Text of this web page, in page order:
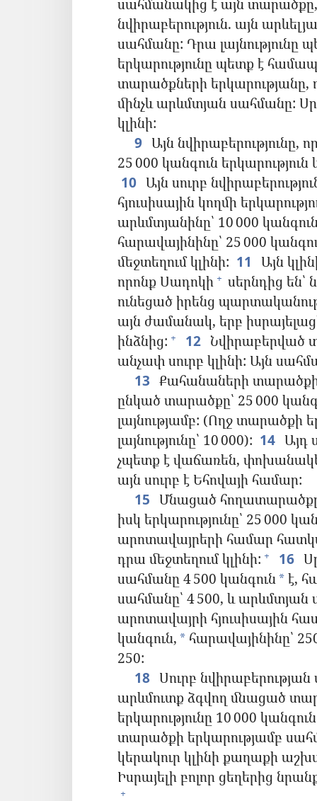
նվիրաբերություն. այն
սահմանը: Դրա լայնությունը
երկարությունը պետք է
տարածքների երկարությանը,
մինչև արևմտյան սահմանը:
կլինի:
9 Այն
25 000 կանգուն երկարություն
10 Այն սուրբ
հյուսիսային կողմի
արևմտյանինը՝ 10 000
հարավայինինը՝ 25 000
մեջտեղում կլինի: 11
Այն
որոնք Սադոկի + սերնդից
ունեցած իրենց
այն ժամանակ, երբ
ինձնից: + 12 Նվիրաբերված
անչափ սուրբ կլինի: Այն
13 Քահանաների տարածքի
ընկած տարածքը՝ 25 000
լայնությամբ: (Ողջ տարածքի
լայնությունը՝ 10 000): 14 Այդ
չպետք է վաճառեն,
այն սուրբ է Եհովայի համար:
15 Մնացած հողատարածքը,
իսկ երկարությունը՝ 25 000
արոտավայրերի համար
դրա մեջտեղում կլինի: + 16
սահմանը 4 500 կանգուն* է,
սահմանը՝ 4 500, և արևմտյան
արոտավայրի հյուսիսային
կանգուն, * հարավայինինը՝
250:
18 Սուրբ
արևմուտք ձգվող մնացած
երկարությունը 10 000
տարածքի երկարությամբ
կերակուր կլինի քաղաքի
Իսրայելի բոլոր ցեղերից
+